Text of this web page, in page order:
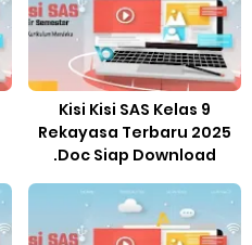
Kisi Kisi SAS Kelas 9
Rekayasa Terbaru 2025
.Doc Siap Download